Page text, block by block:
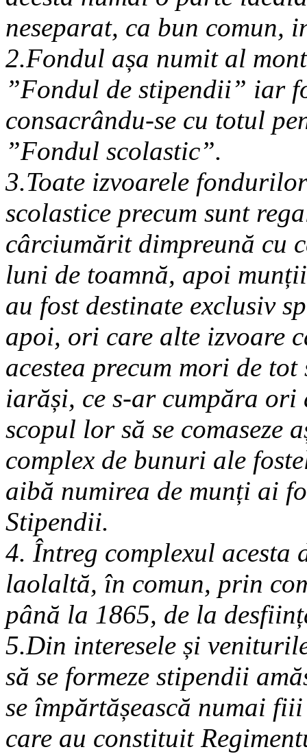
neseparat, ca bun comun,
2.Fondul așa numit al
”Fondul de stipendii” iar
consacrându-se cu totul
”Fondul scolastic”.
3.Toate izvoarele
scolastice precum sunt
cârciumărit dimpreună cu
luni de toamnă, apoi
au fost destinate exclusiv
apoi, ori care alte izvoare
acestea precum mori de
iarăși, ce s-ar cumpăra ori
scopul lor să se comaseze
complex de bunuri ale
aibă numirea de munți ai
Stipendii.
4. Întreg complexul acesta
laolaltă, în comun, prin
până la 1865, de la
5.Din interesele și
să se formeze stipendii
se împărtășească numai
care au constituit